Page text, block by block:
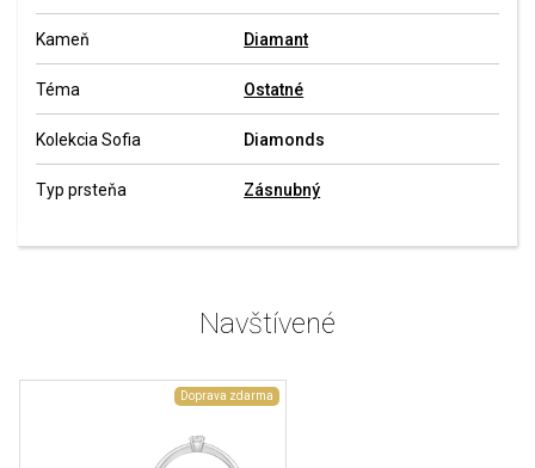
Kameň Diamant
Téma Ostatné
Kolekcia Sofia Diamonds
Typ prsteňa Zásnubný
Navštívené
Doprava zdarma